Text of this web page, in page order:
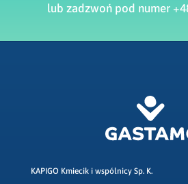
lub zadzwoń pod numer
KAPIGO Kmiecik i wspólnicy Sp. K.